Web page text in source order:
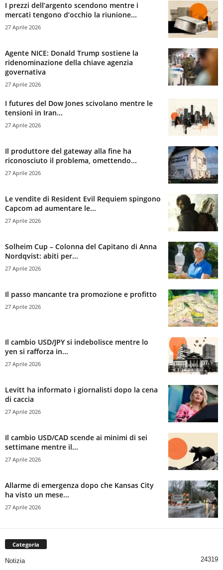
I prezzi dell’argento scendono mentre i
mercati tengono d’occhio la riunione...
27 Aprile 2026
Agente NICE: Donald Trump sostiene la
ridenominazione della chiave agenzia
governativa
27 Aprile 2026
I futures del Dow Jones scivolano mentre le
tensioni in Iran...
27 Aprile 2026
Il produttore del gateway alla fine ha
riconosciuto il problema, omettendo...
27 Aprile 2026
Le vendite di Resident Evil Requiem spingono
Capcom ad aumentare le...
27 Aprile 2026
Solheim Cup – Colonna del Capitano di Anna
Nordqvist: abiti per...
27 Aprile 2026
Il passo mancante tra promozione e profitto
27 Aprile 2026
Il cambio USD/JPY si indebolisce mentre lo
yen si rafforza in...
27 Aprile 2026
Levitt ha informato i giornalisti dopo la cena
di caccia
27 Aprile 2026
Il cambio USD/CAD scende ai minimi di sei
settimane mentre il...
27 Aprile 2026
Allarme di emergenza dopo che Kansas City
ha visto un mese...
27 Aprile 2026
Categoria
Notizia 24319